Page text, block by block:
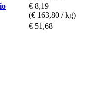
€ 8,19
(€ 163,80 / kg)
€ 51,68